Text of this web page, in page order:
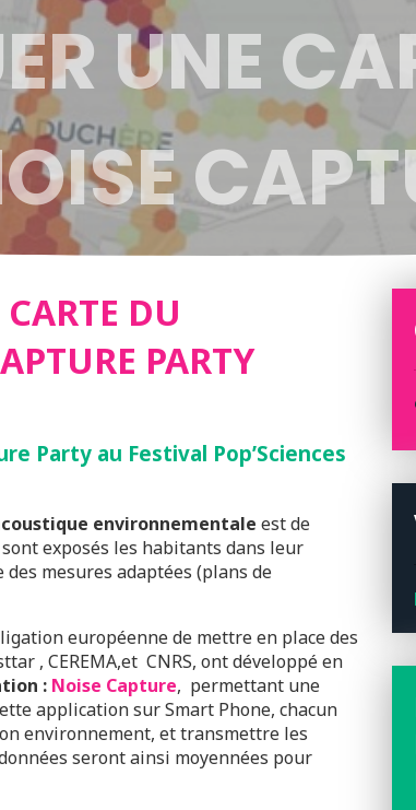
UNE
DU
PARTY
Party au Festival Pop’Sciences
environnementale est de
exposés les habitants dans leur
mesures adaptées (plans de
européenne de mettre en place des
, CEREMA,et CNRS, ont développé en
: Noise Capture, permettant une
application sur Smart Phone, chacun
environnement, et transmettre les
seront ainsi moyennées pour